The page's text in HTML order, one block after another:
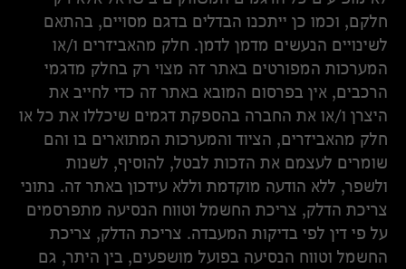
חלקם, וכמו כן ייתכנו הבדלים בדגם מסויים, בהתאם
לשינויים הנעשים מדמן לדמן. חלק מהאביזרים ו/או
המערכות המפורטים באתר זה מצוי רק בחלק מדגמי
הרכבים, אין בפרסום המובא באתר זה כדי לחייב את
היצרן ו/או את החברה בהספקת דגמים שיכללו את כל או
חלק מהאביזרים, הציוד והמערכות המתוארים בו והם
שומרים לעצמם את הזכות לבטל, להוסיף, לשנות
ולשפר, ללא הודעה מוקדמת וללא עידכון באתר זה. נתוני
צריכת הדלק, צריכת החשמל וטווח הנסיעה מתפרסמים
על פי דין לפי בדיקות המעבדה. צריכת הדלק, צריכת
החשמל וטווח הנסיעה בפועל מושפעים, בין היתר, גם